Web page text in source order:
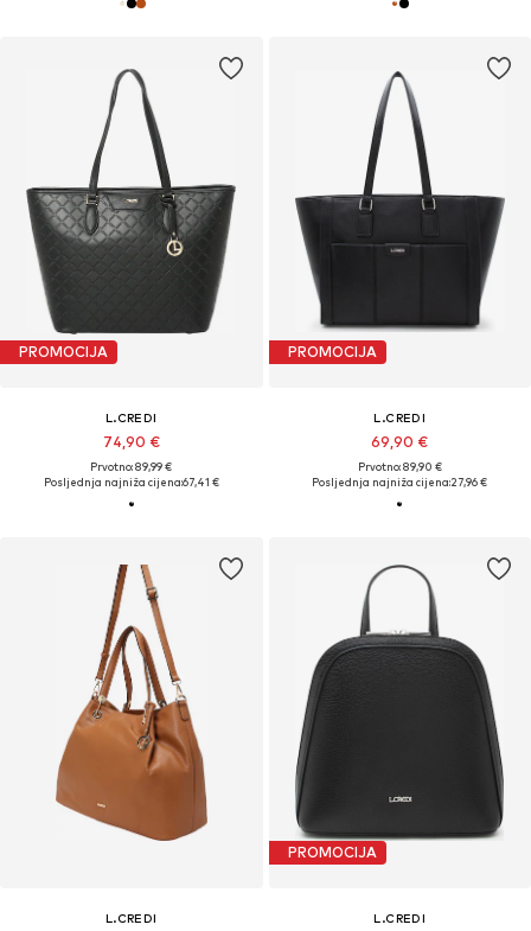
PROMOCIJA
L.CREDI
74,90 €
Prvotno: 89,99 €
Posljednja najniža cijena:67,41 €
PROMOCIJA
L.CREDI
69,90 €
Prvotno: 89,90 €
Posljednja najniža cijena:27,96 €
L.CREDI
PROMOCIJA
L.CREDI